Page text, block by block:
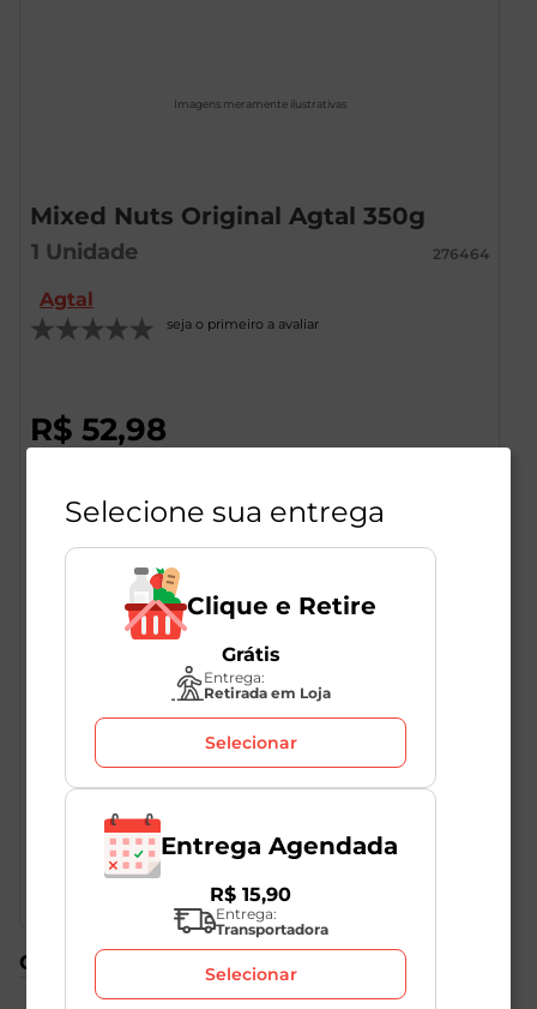
Imagens meramente ilustrativas
Mixed Nuts Original Agtal 350g
1 Unidade 276464
Agtal
seja o primeiro a avaliar
R$ 52,98
Descrição do Produto
Uma excelente fonte de fibras e vitaminas para um
O Mixed nuts contém castanha do Pará, castanha de
Caju, amendoim, amêndoas e uva passa.
Compre também
Selecione sua entrega
Clique e Retire
Grátis
Entrega:
Retirada em Loja
Selecionar
Entrega Agendada
R$ 15,90
Entrega:
Transportadora
Selecionar